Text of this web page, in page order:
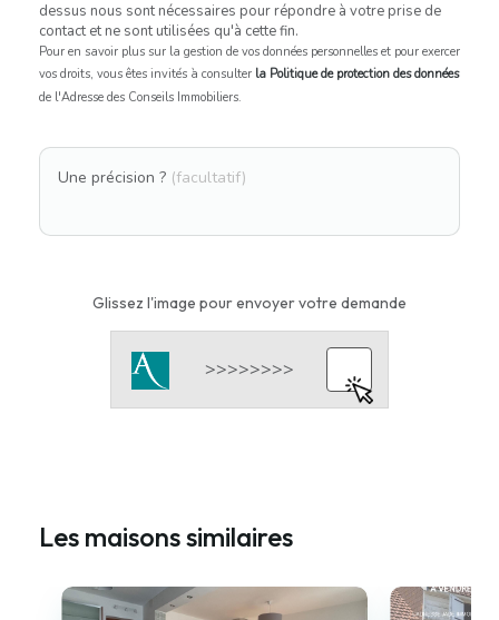
dessus nous sont nécessaires pour répondre à votre prise de
contact et ne sont utilisées qu'à cette fin.
Pour en savoir plus sur la gestion de vos données personnelles et pour exercer
vos droits, vous êtes invités à consulter la Politique de protection des données
de l'Adresse des Conseils Immobiliers.
Une précision ? (facultatif)
Glissez l'image pour envoyer votre demande
Les maisons similaires